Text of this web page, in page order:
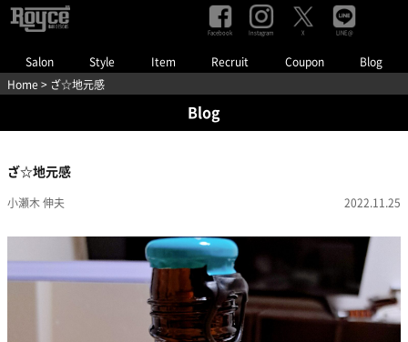
Salon Style Item Recruit Coupon Blog
Facebook Instagram X LINE@
Home > ざ☆地元感
Blog
ざ☆地元感
小瀬木 伸夫 2022.11.25